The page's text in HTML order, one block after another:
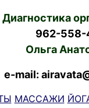
Диагностика
962-558-
Ольга
e-mail:
МАССАЖИ